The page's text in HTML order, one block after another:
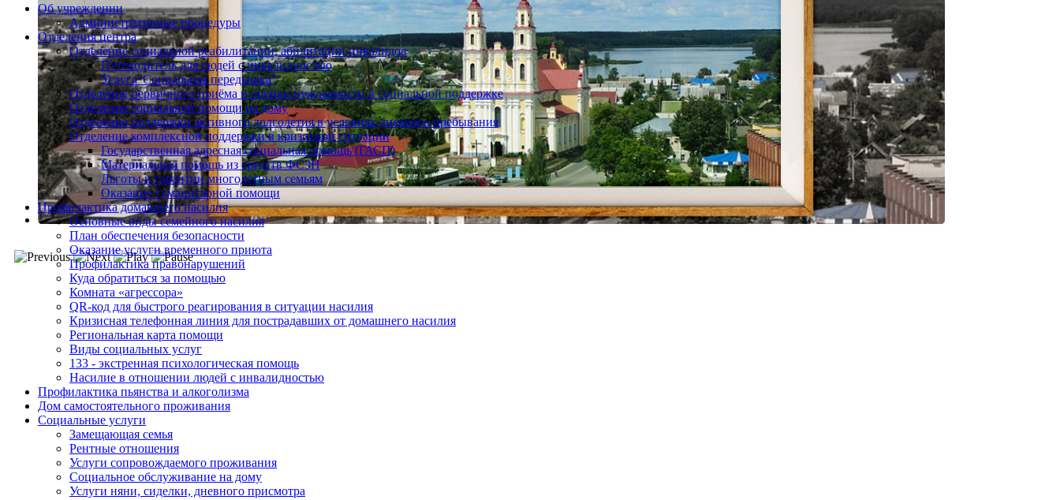
Об учреждении
Административные процедуры
Отделения центра
Отделение социальной реабилитации, абилитации инвалидов
Путеводитель для людей с инвалидностью
Услуга"Социальная передышка"
Отделение первичного приёма и оценки нуждаемости в социальной поддержке
Отделение социальной помощи на дому
Отделение поддержки активного долголетия в условиях дневного пребывания
Отделение комплексной поддержки в кризисной ситуации
Государственная адресная социальная помощь (ГАСП)
Материальная помощь из средств ФСЗН
Льготы и гарантии многодетным семьям
Оказание гуманитарной помощи
Профилактика домашнего насилия
Основные виды семейного насилия
План обеспечения безопасности
Оказание услуги временного приюта
Профилактика правонарушений
Куда обратиться за помощью
Комната «агрессора»
QR-код для быстрого реагирования в ситуации насилия
Кризисная телефонная линия для пострадавших от домашнего насилия
Региональная карта помощи
Виды социальных услуг
133 - экстренная психологическая помощь
Насилие в отношении людей с инвалидностью
Профилактика пьянства и алкоголизма
Дом самостоятельного проживания
Социальные услуги
Замещающая семья
Рентные отношения
Услуги сопровождаемого проживания
Социальное обслуживание на дому
Услуги няни, сиделки, дневного присмотра